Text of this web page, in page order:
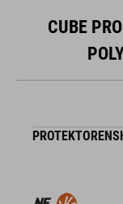
CUBE